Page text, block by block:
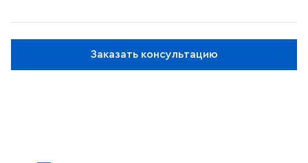
Заказать консультацию